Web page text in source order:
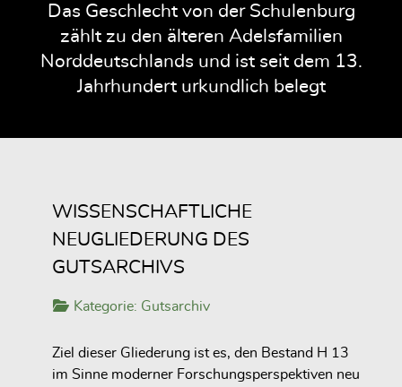
Das Geschlecht von der Schulenburg
zählt zu den älteren Adelsfamilien
Norddeutschlands und ist seit dem 13.
Jahrhundert urkundlich belegt
WISSENSCHAFTLICHE
NEUGLIEDERUNG DES
GUTSARCHIVS
Kategorie: Gutsarchiv
Ziel dieser Gliederung ist es, den Bestand H 13
im Sinne moderner Forschungsperspektiven neu